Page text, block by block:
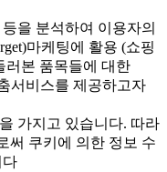
을 분석하여 이용자의
마케팅에 활용 (쇼핑
러본 품목들에 대한
서비스를 제공하고자
가지고 있습니다. 따라
써 쿠키에 의한 정보 수
다